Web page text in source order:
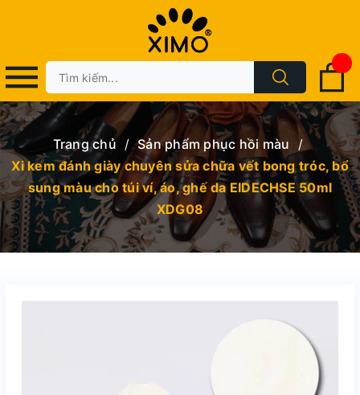
Trang chủ / Sản phẩm phục hồi màu /
Xi kem đánh giày chuyên sửa chữa vết bong tróc, bổ
sung màu cho túi ví, áo, ghế da EIDECHSE 50ml
XDG08